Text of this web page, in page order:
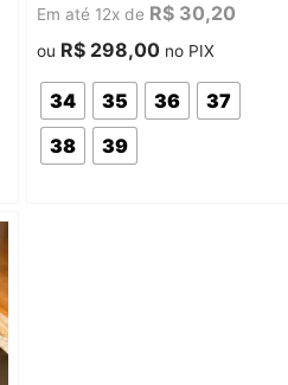
Em até 12x de R$ 30,20
ou R$ 298,00 no PIX
34 35 36
37
38
39